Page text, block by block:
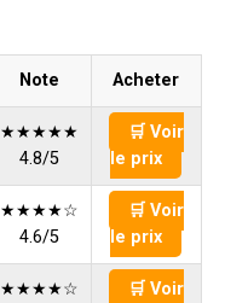
Note Acheter
★★★★★
4.8/5
🛒 Voir
le prix
★★★★☆
4.6/5
🛒 Voir
le prix
★★★★☆
🛒 Voir